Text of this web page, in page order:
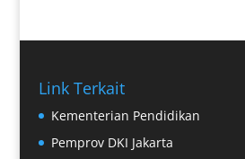
Link Terkait
Kementerian Pendidikan
Pemprov DKI Jakarta